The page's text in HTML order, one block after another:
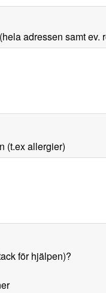
adressen samt ev.
(t.ex allergier)
för hjälpen)?